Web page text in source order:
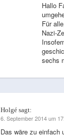
Hallo
Für
Nazi-
sechs
Holgé sagt:
6. September 2014 um
Das wäre zu einfach